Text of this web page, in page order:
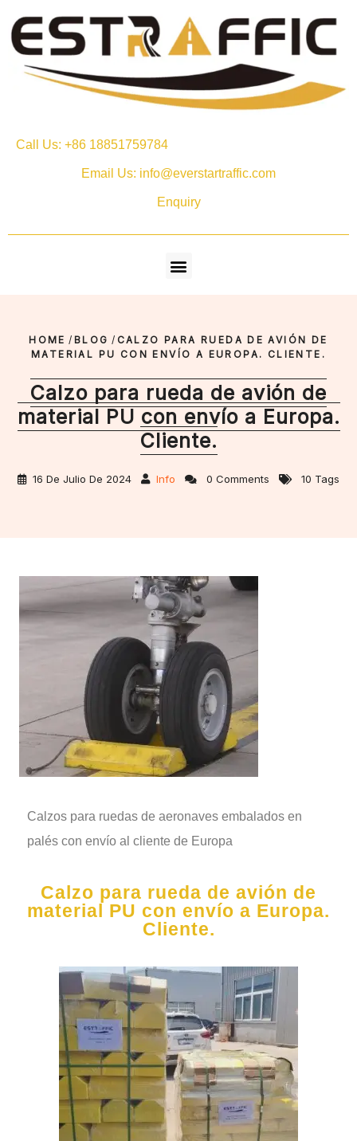
Call Us: +86 18851759784
Email Us: info@everstartraffic.com
Enquiry
HOME / BLOG / CALZO PARA RUEDA DE AVIÓN DE
MATERIAL PU CON ENVÍO A EUROPA. CLIENTE.
Calzo para rueda de avión de
material PU con envío a Europa.
Cliente.
16 De Julio De 2024 Info 0 Comments 10 Tags
Calzos para ruedas de aeronaves embalados en
palés con envío al cliente de Europa
Calzo para rueda de avión de
material PU con envío a Europa.
Cliente.